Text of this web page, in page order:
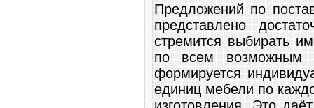
Предложений по
представлено
стремится выбирать
по всем возможным
формируется
единиц мебели по
изготовления. Это